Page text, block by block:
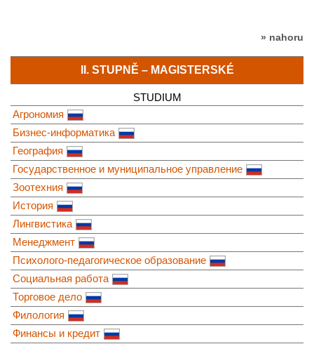
» nahoru
II. STUPNĚ – MAGISTERSKÉ
STUDIUM
Агрономия
Бизнес-информатика
География
Государственное и муниципальное управление
Зоотехния
История
Лингвистика
Менеджмент
Психолого-педагогическое образование
Социальная работа
Торговое дело
Филология
Финансы и кредит